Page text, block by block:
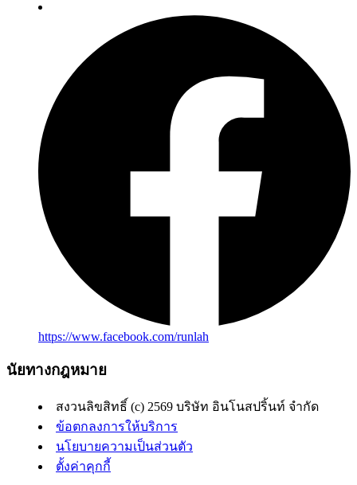
https://www.facebook.com/runlah
นัยทางกฎหมาย
สงวนลิขสิทธิ์ (c) 2569 บริษัท อินโนสปริ้นท์ จำกัด
ข้อตกลงการให้บริการ
นโยบายความเป็นส่วนตัว
ตั้งค่าคุกกี้